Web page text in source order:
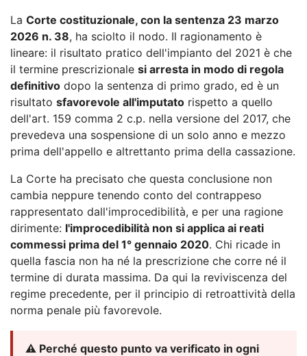
La Corte costituzionale, con la sentenza 23 marzo
2026 n. 38, ha sciolto il nodo. Il ragionamento è
lineare: il risultato pratico dell'impianto del 2021 è che
il termine prescrizionale si arresta in modo di regola
definitivo dopo la sentenza di primo grado, ed è un
risultato sfavorevole all'imputato rispetto a quello
dell'art. 159 comma 2 c.p. nella versione del 2017, che
prevedeva una sospensione di un solo anno e mezzo
prima dell'appello e altrettanto prima della cassazione.
La Corte ha precisato che questa conclusione non
cambia neppure tenendo conto del contrappeso
rappresentato dall'improcedibilità, e per una ragione
dirimente: l'improcedibilità non si applica ai reati
commessi prima del 1° gennaio 2020. Chi ricade in
quella fascia non ha né la prescrizione che corre né il
termine di durata massima. Da qui la reviviscenza del
regime precedente, per il principio di retroattività della
norma penale più favorevole.
⚠️ Perché questo punto va verificato in ogni